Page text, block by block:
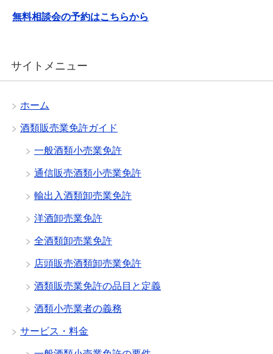
無料相談会の予約はこちらから
サイトメニュー
ホーム
酒類販売業免許ガイド
一般酒類小売業免許
通信販売酒類小売業免許
輸出入酒類卸売業免許
洋酒卸売業免許
全酒類卸売業免許
店頭販売酒類卸売業免許
酒類販売業免許の品目と定義
酒類小売業者の義務
サービス・料金